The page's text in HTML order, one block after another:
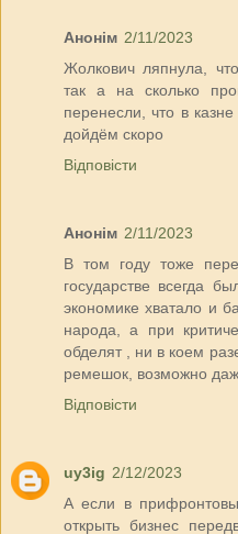
Анонім 2/11/2023
Жолкович ляпнула,
так а на сколько
перенесли, что в
дойдём скоро
Відповісти
Анонім 2/11/2023
В том году тоже
государстве всегда
экономике хватало и
народа, а при
обделят , ни в коем
ремешок, возможно
Відповісти
uy3ig 2/12/2023
А если в
открыть бизнес